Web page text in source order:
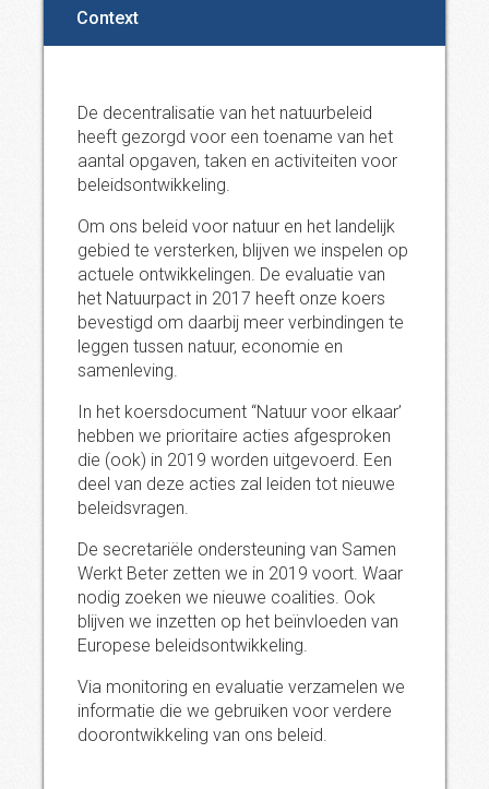
Context
De decentralisatie van het natuurbeleid
heeft gezorgd voor een toename van het
aantal opgaven, taken en activiteiten voor
beleidsontwikkeling.
Om ons beleid voor natuur en het landelijk
gebied te versterken, blijven we inspelen op
actuele ontwikkelingen. De evaluatie van
het Natuurpact in 2017 heeft onze koers
bevestigd om daarbij meer verbindingen te
leggen tussen natuur, economie en
samenleving.
In het koersdocument “Natuur voor elkaar’
hebben we prioritaire acties afgesproken
die (ook) in 2019 worden uitgevoerd. Een
deel van deze acties zal leiden tot nieuwe
beleidsvragen.
De secretariële ondersteuning van Samen
Werkt Beter zetten we in 2019 voort. Waar
nodig zoeken we nieuwe coalities. Ook
blijven we inzetten op het beïnvloeden van
Europese beleidsontwikkeling.
Via monitoring en evaluatie verzamelen we
informatie die we gebruiken voor verdere
doorontwikkeling van ons beleid.